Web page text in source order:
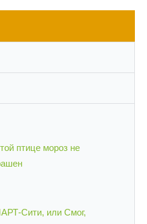
птице мороз не
Сити, или Смог,